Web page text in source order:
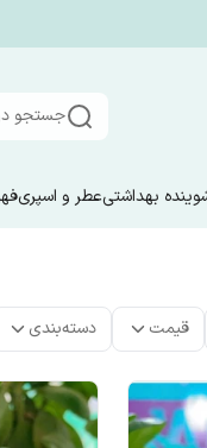
جستجو
بهداشتیعطر و اسپری
قیمت دسته‌بندی